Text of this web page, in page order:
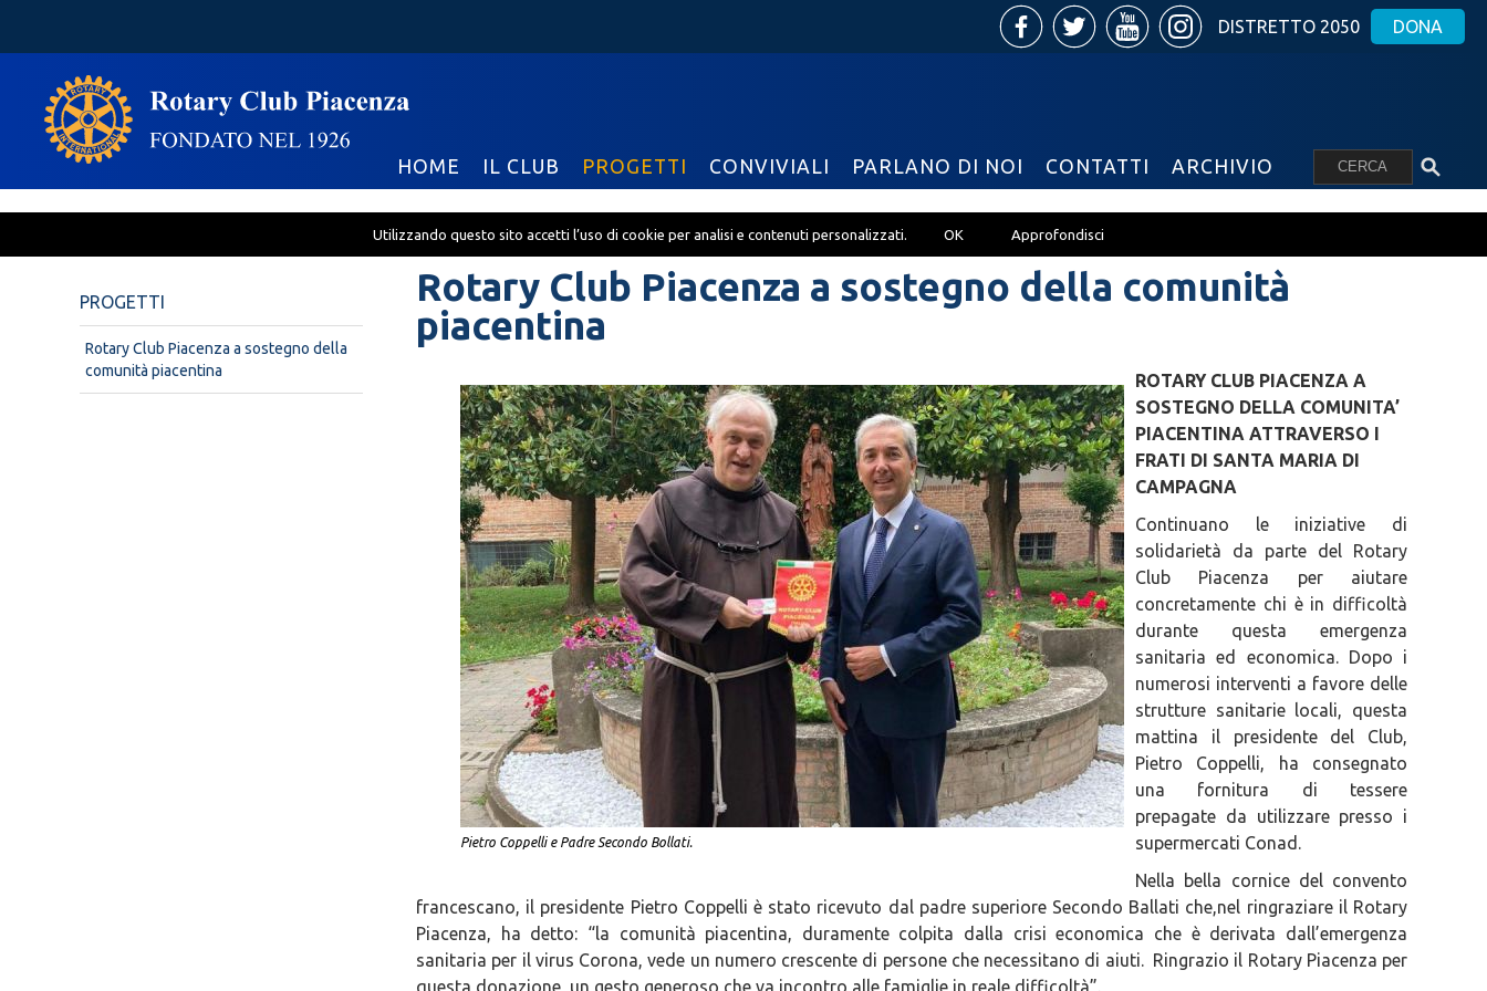
Utilizzando questo sito accetti l’uso di cookie per analisi e contenuti personalizzati. OK Approfondisci
Rotary Club Piacenza a sostegno della comunità
piacentina
Pietro Coppelli e Padre Secondo Bollati.
ROTARY CLUB PIACENZA A
SOSTEGNO DELLA COMUNITA’
PIACENTINA ATTRAVERSO I
FRATI DI SANTA MARIA DI
CAMPAGNA
Continuano le iniziative di
solidarietà da parte del Rotary
Club Piacenza per aiutare
concretamente chi è in difficoltà
durante questa emergenza
sanitaria ed economica. Dopo i
numerosi interventi a favore delle
strutture sanitarie locali, questa
mattina il presidente del Club,
Pietro Coppelli, ha consegnato
una fornitura di tessere
prepagate da utilizzare presso i
supermercati Conad.
Nella bella cornice del convento
francescano, il presidente Pietro Coppelli è stato ricevuto dal padre superiore Secondo Ballati che,nel ringraziare il Rotary
Piacenza, ha detto: “la comunità piacentina, duramente colpita dalla crisi economica che è derivata dall’emergenza
sanitaria per il virus Corona, vede un numero crescente di persone che necessitano di aiuti. Ringrazio il Rotary Piacenza per
questa donazione, un gesto generoso che va incontro alle famiglie in reale difficoltà”.
PROGETTI
Rotary Club Piacenza a sostegno della
comunità piacentina
DISTRETTO 2050 DONA
HOME IL CLUB PROGETTI CONVIVIALI PARLANO DI NOI CONTATTI ARCHIVIO